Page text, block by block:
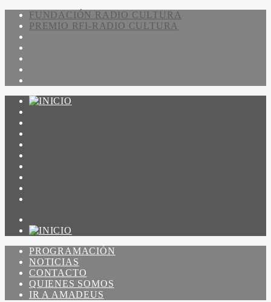
FUNDACIÓN RADIO CULTURA
PREMIO RFI-RADIO CULTURA
PROGRAMACIÓN
NOTICIAS
CONTACTO
QUIENES SOMOS
IR A AMADEUS